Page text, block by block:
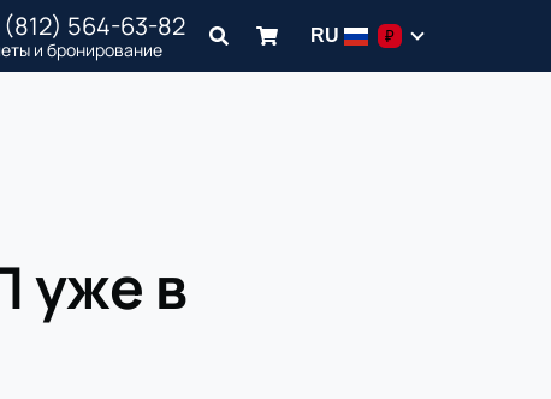
(812) 564-63-82
и бронирование
RU ₽
уже в